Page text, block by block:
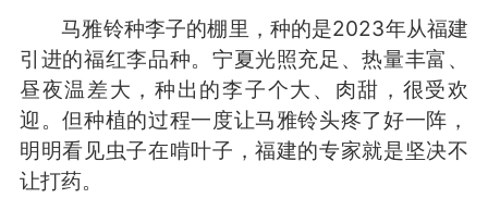
马雅铃种李子的棚里，种的是2023年从福建
引进的福红李品种。宁夏光照充足、热量丰富、
昼夜温差大，种出的李子个大、肉甜，很受欢
迎。但种植的过程一度让马雅铃头疼了好一阵，
明明看见虫子在啃叶子，福建的专家就是坚决不
让打药。